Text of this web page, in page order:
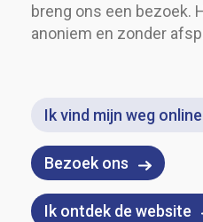
breng ons een bezoek.
anoniem en zonder
Ik vind mijn weg online
Bezoek ons
Ik ontdek de website